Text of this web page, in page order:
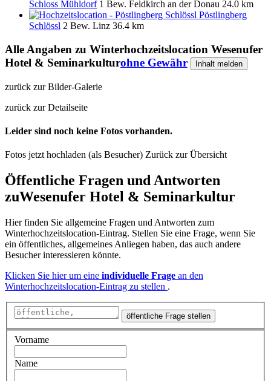
Schloss Mühldorf 1 Bew. Feldkirch an der Donau 24.0 km
Pöstlingberg
Schlössl 2 Bew. Linz 36.4 km
Alle Angaben zu Winterhochzeitslocation Wesenufer
Hotel & Seminarkulturohne Gewähr Inhalt melden
zurück zur Bilder-Galerie
zurück zur Detailseite
Leider sind noch keine Fotos vorhanden.
Fotos jetzt hochladen (als Besucher) Zurück zur Übersicht
Öffentliche Fragen und Antworten
zuWesenufer Hotel & Seminarkultur
Hier finden Sie allgemeine Fragen und Antworten zum
Winterhochzeitslocation-Eintrag. Stellen Sie eine Frage, wenn Sie
ein öffentliches, allgemeines Anliegen haben, das auch andere
Besucher interessieren könnte.
Klicken Sie hier um eine individuelle Frage an den
Winterhochzeitslocation-Eintrag zu stellen .
öffentliche Frage stellen
Vorname
Name